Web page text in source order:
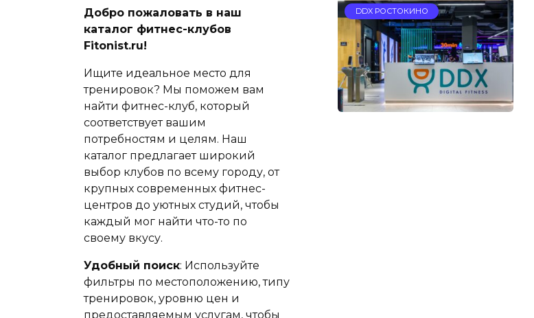
DDX РОСТОКИНО
Добро пожаловать в наш
каталог фитнес-клубов
Fitonist.ru!
Ищите идеальное место для
тренировок? Мы поможем вам
найти фитнес-клуб, который
соответствует вашим
потребностям и целям. Наш
каталог предлагает широкий
выбор клубов по всему городу, от
крупных современных фитнес-
центров до уютных студий, чтобы
каждый мог найти что-то по
своему вкусу.
Удобный поиск: Используйте
фильтры по местоположению, типу
тренировок, уровню цен и
предоставляемым услугам, чтобы